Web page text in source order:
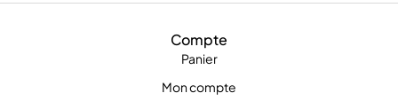
Compte
Panier
Mon compte